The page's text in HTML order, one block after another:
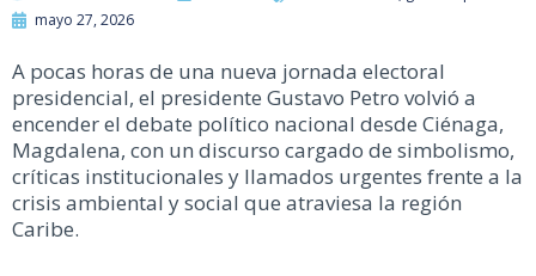
mayo 27, 2026
A pocas horas de una nueva jornada electoral
presidencial, el presidente Gustavo Petro volvió a
encender el debate político nacional desde Ciénaga,
Magdalena, con un discurso cargado de simbolismo,
críticas institucionales y llamados urgentes frente a la
crisis ambiental y social que atraviesa la región
Caribe.